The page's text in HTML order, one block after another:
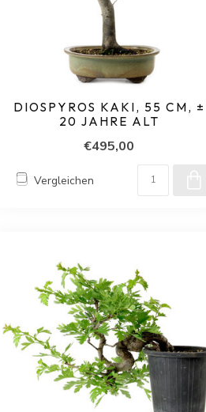
DIOSPYROS KAKI, 55 CM, ±
20 JAHRE ALT
€495,00
Vergleichen